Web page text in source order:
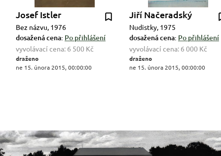
Josef Istler
Bez názvu, 1976
dosažená cena: Po přihlášení
vyvolávací cena: 6 500 Kč
draženo
ne 15. února 2015, 00:00:00
Jiří Načeradský
Nudistky, 1975
dosažená cena: Po přihlášení
vyvolávací cena: 6 000 Kč
draženo
ne 15. února 2015, 00:00:00